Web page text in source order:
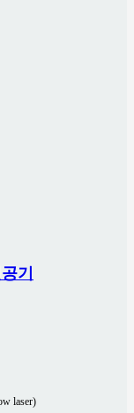
기
laser)